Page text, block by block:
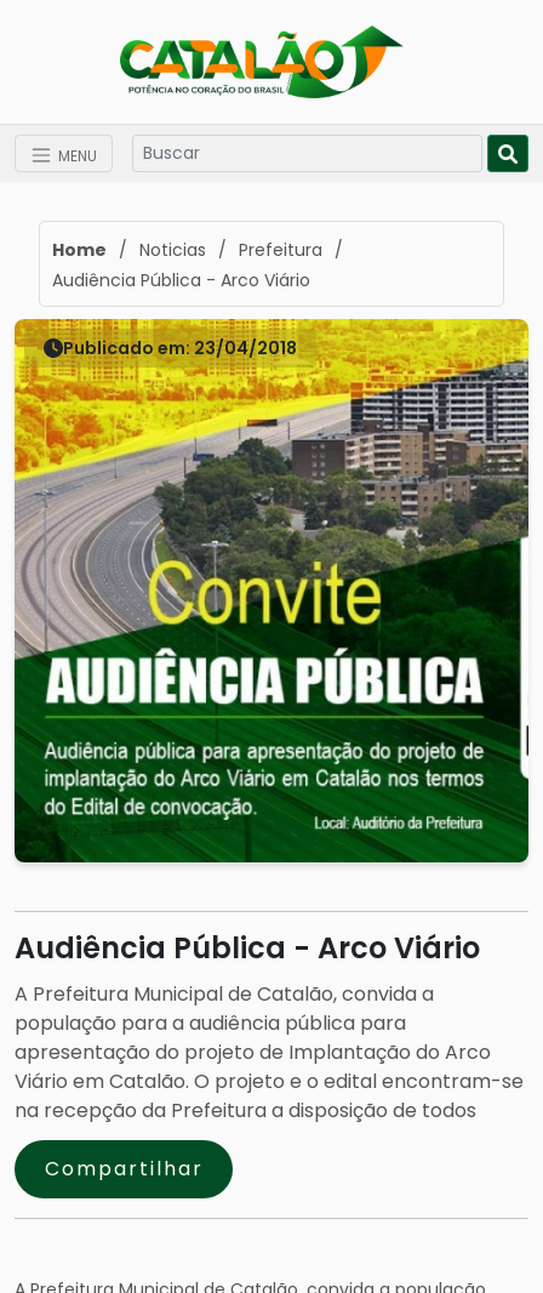
MENU
Home / Noticias / Prefeitura /
Audiência Pública - Arco Viário
Publicado em: 23/04/2018
Audiência Pública - Arco Viário
A Prefeitura Municipal de Catalão, convida a
população para a audiência pública para
apresentação do projeto de Implantação do Arco
Viário em Catalão. O projeto e o edital encontram-se
na recepção da Prefeitura a disposição de todos
Compartilhar